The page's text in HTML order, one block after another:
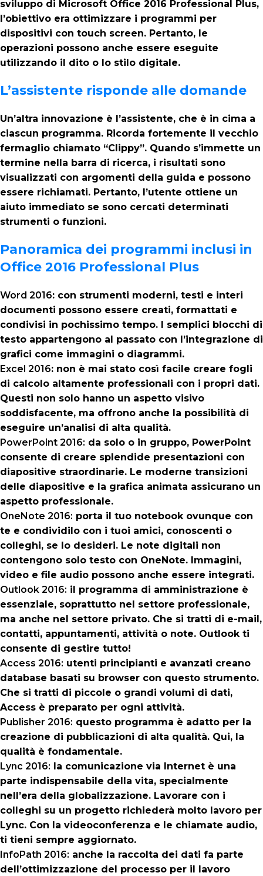
sviluppo di Microsoft Office 2016 Professional Plus,
l’obiettivo era ottimizzare i programmi per
dispositivi con touch screen. Pertanto, le
operazioni possono anche essere eseguite
utilizzando il dito o lo stilo digitale.
L’assistente risponde alle domande
Un’altra innovazione è l’assistente, che è in cima a
ciascun programma. Ricorda fortemente il vecchio
fermaglio chiamato “Clippy”. Quando s’immette un
termine nella barra di ricerca, i risultati sono
visualizzati con argomenti della guida e possono
essere richiamati. Pertanto, l’utente ottiene un
aiuto immediato se sono cercati determinati
strumenti o funzioni.
Panoramica dei programmi inclusi in
Office 2016 Professional Plus
Word 2016: con strumenti moderni, testi e interi
documenti possono essere creati, formattati e
condivisi in pochissimo tempo. I semplici blocchi di
testo appartengono al passato con l’integrazione di
grafici come immagini o diagrammi.
Excel 2016: non è mai stato così facile creare fogli
di calcolo altamente professionali con i propri dati.
Questi non solo hanno un aspetto visivo
soddisfacente, ma offrono anche la possibilità di
eseguire un’analisi di alta qualità.
PowerPoint 2016: da solo o in gruppo, PowerPoint
consente di creare splendide presentazioni con
diapositive straordinarie. Le moderne transizioni
delle diapositive e la grafica animata assicurano un
aspetto professionale.
OneNote 2016: porta il tuo notebook ovunque con
te e condividilo con i tuoi amici, conoscenti o
colleghi, se lo desideri. Le note digitali non
contengono solo testo con OneNote. Immagini,
video e file audio possono anche essere integrati.
Outlook 2016: il programma di amministrazione è
essenziale, soprattutto nel settore professionale,
ma anche nel settore privato. Che si tratti di e-mail,
contatti, appuntamenti, attività o note. Outlook ti
consente di gestire tutto!
Access 2016: utenti principianti e avanzati creano
database basati su browser con questo strumento.
Che si tratti di piccole o grandi volumi di dati,
Access è preparato per ogni attività.
Publisher 2016: questo programma è adatto per la
creazione di pubblicazioni di alta qualità. Qui, la
qualità è fondamentale.
Lync 2016: la comunicazione via Internet è una
parte indispensabile della vita, specialmente
nell’era della globalizzazione. Lavorare con i
colleghi su un progetto richiederà molto lavoro per
Lync. Con la videoconferenza e le chiamate audio,
ti tieni sempre aggiornato.
InfoPath 2016: anche la raccolta dei dati fa parte
dell’ottimizzazione del processo per il lavoro